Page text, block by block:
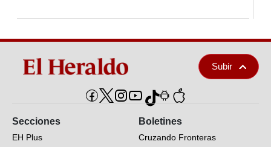
Subir
Secciones
EH Plus
Boletines
Cruzando Fronteras